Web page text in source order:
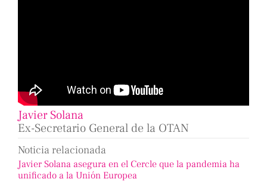
Javier Solana
Ex-Secretario General de la OTAN
Noticia relacionada
Javier Solana asegura en el Cercle que la pandemia ha
unificado a la Unión Europea